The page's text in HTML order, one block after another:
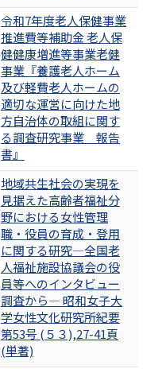
令和7年度老人保健事業
推進費等補助金 老人保
健健康増進等事業老健
事業『養護老人ホーム
及び軽費老人ホームの
適切な運営に向けた地
方自治体の取組に関す
る調査研究事業 報告
書』
地域共生社会の実現を
見据えた高齢者福祉分
野における女性管理
職・役員の育成・登用
に関する研究—全国老
人福祉施設協議会の役
員等へのインタビュー
調査から― 昭和女子大
学女性文化研究所紀要
第53号 (５３),27-41頁
(単著)